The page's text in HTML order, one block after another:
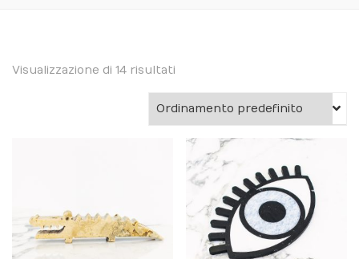
Visualizzazione di 14 risultati